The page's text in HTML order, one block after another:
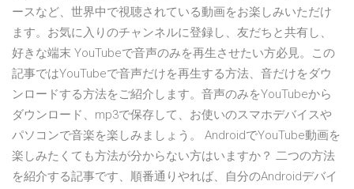
ースなど、世界中で視聴されている動画をお楽しみいただけ
ます。お気に入りのチャンネルに登録し、友だちと共有し、
好きな端末 YouTubeで音声のみを再生させたい方必見。この
記事ではYouTubeで音声だけを再生する方法、音だけをダウ
ンロードする方法をご紹介します。音声のみをYouTubeから
ダウンロード、mp3で保存して、お使いのスマホデバイスや
パソコンで音楽を楽しみましょう。 AndroidでYouTube動画を
楽しみたくても方法が分からない方はいますか？ 二つの方法
を紹介する記事です、順番通りやれば、自分のAndroidデバイ